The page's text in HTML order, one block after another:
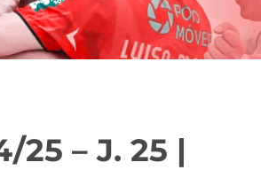
25 – J. 25 |